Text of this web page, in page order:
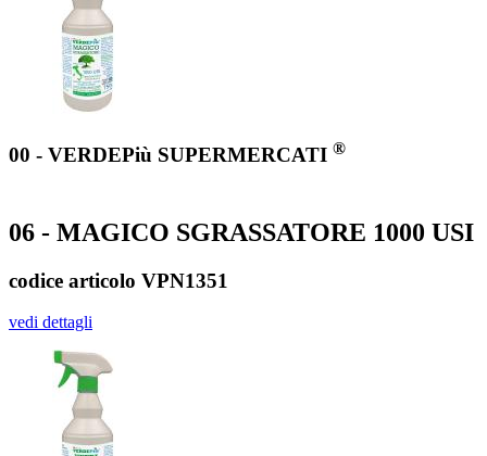
00 - VERDEPiù SUPERMERCATI ®
06 - MAGICO SGRASSATORE 1000 USI
codice articolo VPN1351
vedi dettagli